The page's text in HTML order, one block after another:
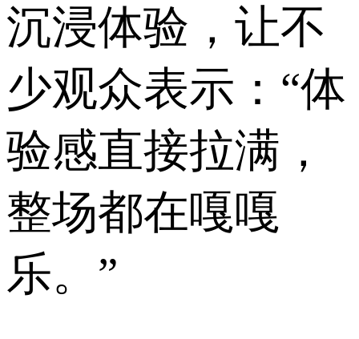
沉浸体验，让不
少观众表示：“体
验感直接拉满，
整场都在嘎嘎
乐。”